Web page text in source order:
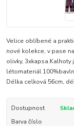
Velice oblíbené a
nové kolekce, v pase
olivky,
létomateriál
Délka celková 56cm,
Dostupnost
Barva číslo